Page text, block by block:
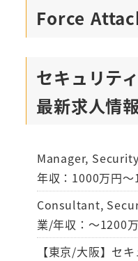
Force
セキュリテ
最新求人情報
Manager,
年収：1000万円
Consultant,
業/年収：～1200
【東京/大阪】セ